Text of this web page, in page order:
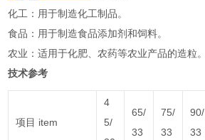
‌化工‌：用于制造化工制品‌。
‌食品‌：用于制造食品添加剂和饲料‌。
‌农业‌：适用于化肥、农药等农业产品的造粒‌。
技术参考
项目 item
4
5/
65/
33
75/
33
90/
33